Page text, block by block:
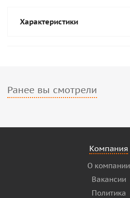
Характеристики
Ранее вы смотрели
Компания
О компании
Вакансии
Политика